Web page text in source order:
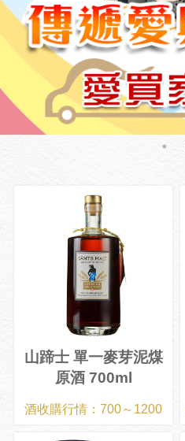
山蹄士 單一麥芽泥煤
原酒 700ml
酒收購行情：700～1200